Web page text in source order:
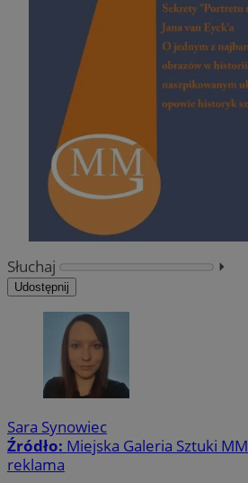
Słuchaj ⏵︎
Udostępnij
Sara Synowiec
Źródło: Miejska Galeria Sztuki MM
reklama